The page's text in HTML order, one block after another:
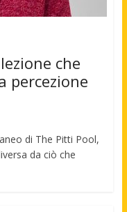
che
percezione
di The Pitti Pool,
da ciò che